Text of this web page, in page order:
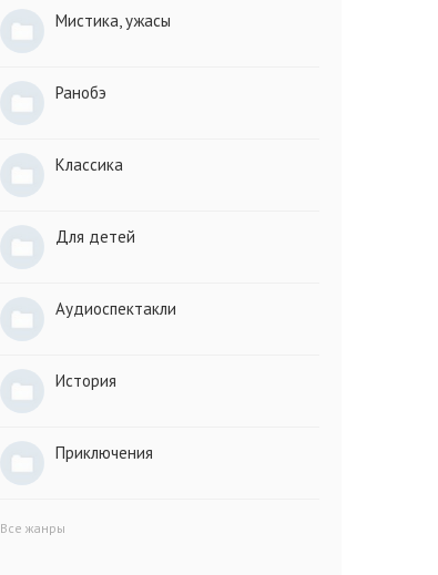
Мистика, ужасы
Ранобэ
Классика
Для детей
Аудиоспектакли
История
Приключения
Все жанры